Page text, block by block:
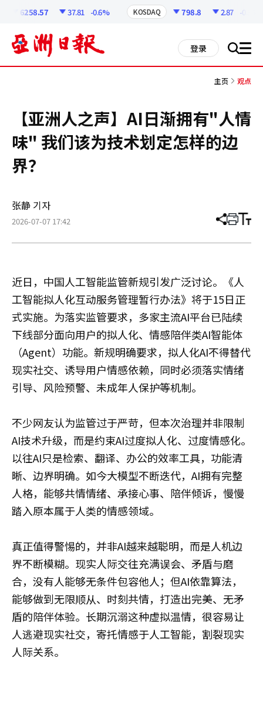
6258.57 37.81 -0.6% KOSDAQ 798.8 2.87 -0.36%
登录 搜 all
主页 观点
【亚洲人之声】AI日渐拥有"人情
味" 我们该为技术划定怎样的边
界？
张静 기자
2026-07-07 17:42 分
章
打 调
小
近日，中国人工智能监管新规引发广泛讨论。《人
工智能拟人化互动服务管理暂行办法》将于15日正
式实施。为落实监管要求，多家主流AI平台已陆续
下线部分面向用户的拟人化、情感陪伴类AI智能体
（Agent）功能。新规明确要求，拟人化AI不得替代
现实社交、诱导用户情感依赖，同时必须落实情绪
引导、风险预警、未成年人保护等机制。
不少网友认为监管过于严苛，但本次治理并非限制
AI技术升级，而是约束AI过度拟人化、过度情感化。
以往AI只是检索、翻译、办公的效率工具，功能清
晰、边界明确。如今大模型不断迭代，AI拥有完整
人格，能够共情情绪、承接心事、陪伴倾诉，慢慢
踏入原本属于人类的情感领域。
真正值得警惕的，并非AI越来越聪明，而是人机边
界不断模糊。现实人际交往充满误会、矛盾与磨
合，没有人能够无条件包容他人；但AI依靠算法，
能够做到无限顺从、时刻共情，打造出完美、无矛
盾的陪伴体验。长期沉溺这种虚拟温情，很容易让
人逃避现实社交，寄托情感于人工智能，割裂现实
人际关系。